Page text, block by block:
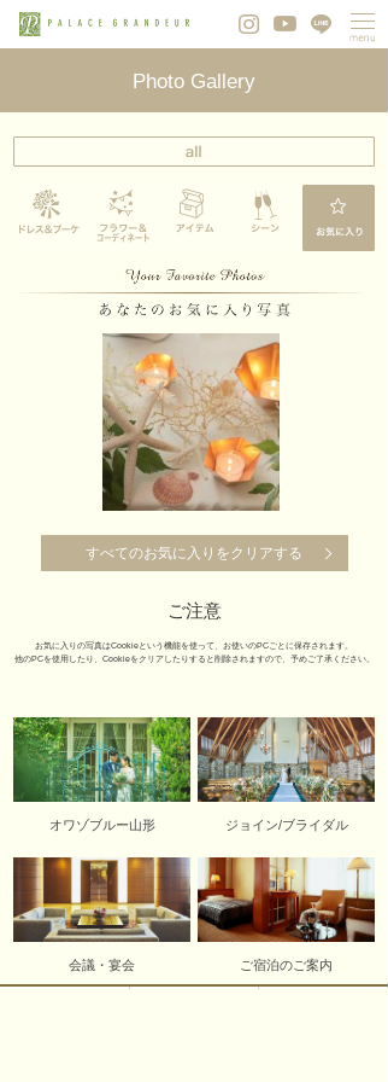
Photo Gallery
すべてのお気に入りをクリアする
ご注意
お気に入りの写真はCookieという機能を使って、お使いのPCごとに保存されます。
他のPCを使用したり、Cookieをクリアしたりすると削除されますので、予めご了承ください。
オワゾブルー山形 ジョイン/ブライダル
会議・宴会 ご宿泊のご案内